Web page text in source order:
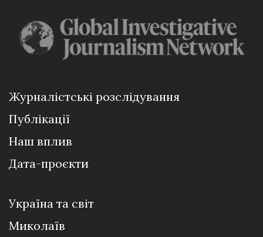
Журналістські розслідування
Публікації
Наш вплив
Дата-проєкти
Україна та світ
Миколаїв